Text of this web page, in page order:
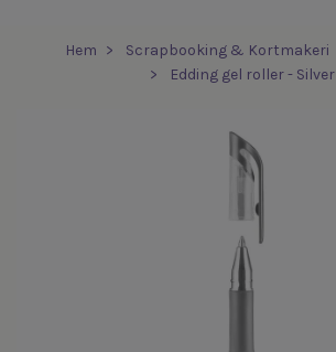
Hem Scrapbooking & Kortmakeri
Edding gel roller - Silver